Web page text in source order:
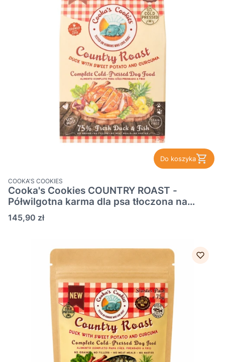
Do koszyka
PRODUCENT
COOKA'S COOKIES
Cooka's Cookies COUNTRY ROAST -
Półwilgotna karma dla psa tłoczona na
zimno z kaczką i rybą 3kg
Cena
145,90 zł